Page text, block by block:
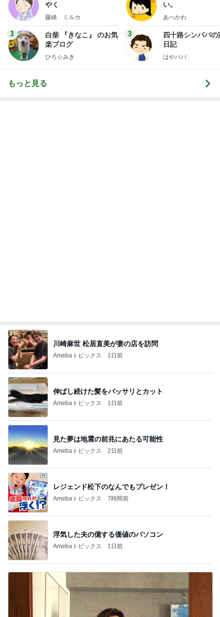
やく
藤緒 ミルカ
3
白柴 『きなこ』 のお気
楽ブログ
ひろ☆みき
い。
あべかわ
3
四十路シンパパの
日記
はやパパ
もっと見る
川崎麻世 松居直美が妻の店を訪問
Amebaトピックス 1日前
伸ばし続けた髪をバッサリとカット
Amebaトピックス 1日前
見た夢は地震の前兆にあたる可能性
Amebaトピックス 2日前
レジェンド松下のなんでもプレゼン！
Amebaトピックス 7時間前
浮気した夫の億する価値のパソコン
Amebaトピックス 1日前